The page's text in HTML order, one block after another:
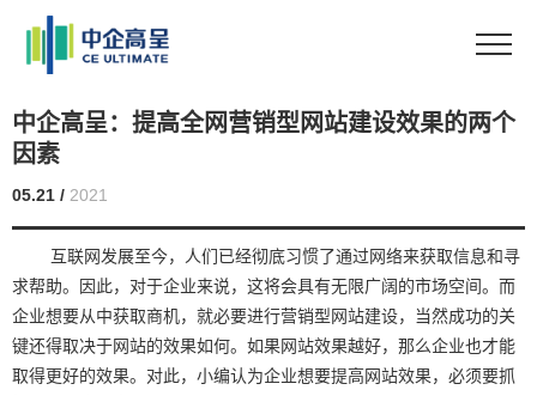
中企高呈：提高全网营销型网站建设效果的两个
因素
05.21 / 2021
互联网发展至今，人们已经彻底习惯了通过网络来获取信息和寻
求帮助。因此，对于企业来说，这将会具有无限广阔的市场空间。而
企业想要从中获取商机，就必要进行营销型网站建设，当然成功的关
键还得取决于网站的效果如何。如果网站效果越好，那么企业也才能
取得更好的效果。对此，小编认为企业想要提高网站效果，必须要抓